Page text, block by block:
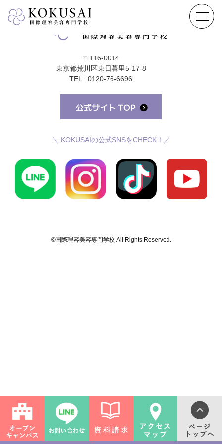
〒116-0014
東京都荒川区東日暮里5-17-8
TEL : 0120-76-6696
＼ KOKUSAIの公式SNSをCHECK！／
©国際理容美容専門学校 All Rights Reserved.